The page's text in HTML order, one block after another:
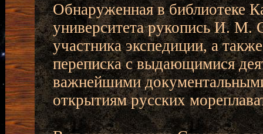
Обнаруженная в библиотеке
университета рукопись И. М.
участника экспедиции, а
переписка с выдающимися
важнейшими
открытиям русских